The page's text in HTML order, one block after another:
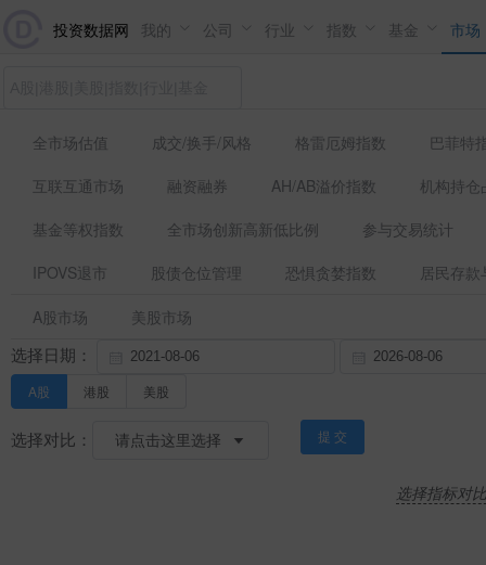
投资数据网 我的 公司 行业 指数 基金 市场
全市场估值 成交/换手/风格 格雷厄姆指数
巴菲特
互联互通市场
融资融券 AH/AB溢价指数
机构持仓
基金等权指数
全市场创新高新低比例
参与交易统计
IPOVS退市
股债仓位管理 恐惧贪婪指数 居民存
A股市场 美股市场
选择日期：
A股 港股 美股
选择对比： 请点击这里选择 提 交
选择指标对